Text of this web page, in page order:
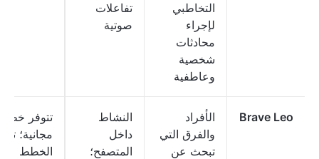
التخاطبي
لإجراء
محادثات
شخصية
وعاطفية
تفاعلات
صوتية
Brave Leo
الأفراد
والفرق التي
تبحث عن
النشاط
داخل
المتصفح؛
تتوفر خطة
مجانية؛ تبدأ
الخطط